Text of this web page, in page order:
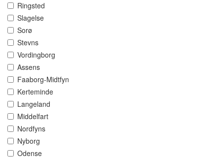
Ringsted
Slagelse
Sorø
Stevns
Vordingborg
Assens
Faaborg-Midtfyn
Kerteminde
Langeland
Middelfart
Nordfyns
Nyborg
Odense